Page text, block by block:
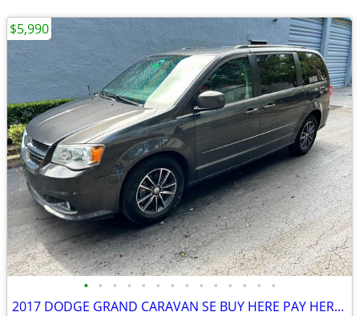
• • • • • • • • • • • • • •
2017 DODGE GRAND CARAVAN SE BUY HERE PAY HERE !
$5,990